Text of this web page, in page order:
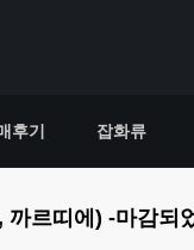
후기 잡화류
르띠에) -마감되